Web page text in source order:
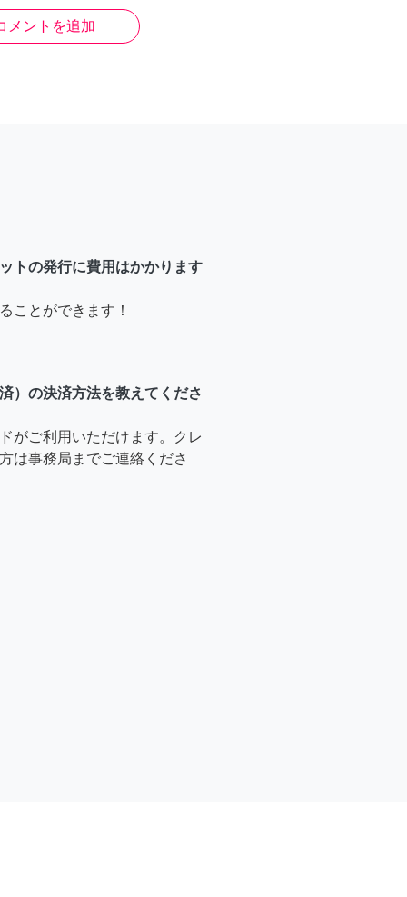
メントを追加
トの発行に費用はかかります
ことができます！
）の決済方法を教えてくださ
がご利用いただけます。クレ
は事務局までご連絡くださ